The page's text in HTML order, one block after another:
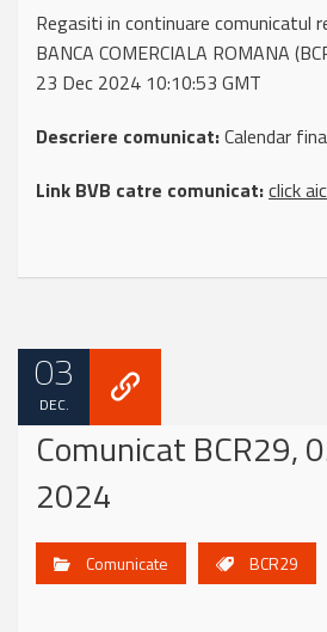
Regasiti in continuare comunicatul
BANCA COMERCIALA ROMANA
23 Dec 2024 10:10:53 GMT
Descriere comunicat:Calendar
Link BVB catre comunicat:click
03
DEC.
Comunicat BCR29,
2024
Comunicate BCR29